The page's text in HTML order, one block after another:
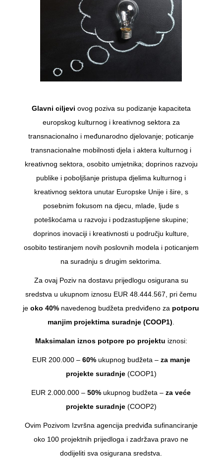
Glavni ciljevi ovog poziva su podizanje kapaciteta
europskog kulturnog i kreativnog sektora za
transnacionalno i međunarodno djelovanje; poticanje
transnacionalne mobilnosti djela i aktera kulturnog i
kreativnog sektora, osobito umjetnika; doprinos razvoju
publike i poboljšanje pristupa djelima kulturnog i
kreativnog sektora unutar Europske Unije i šire, s
posebnim fokusom na djecu, mlade, ljude s
poteškoćama u razvoju i podzastupljene skupine;
doprinos inovaciji i kreativnosti u području kulture,
osobito testiranjem novih poslovnih modela i poticanjem
na suradnju s drugim sektorima.
Za ovaj Poziv na dostavu prijedlogu osigurana su
sredstva u ukupnom iznosu EUR 48.444.567, pri čemu
je oko 40% navedenog budžeta predviđeno za potporu
manjim projektima suradnje (COOP1).
Maksimalan iznos potpore po projektu iznosi:
EUR 200.000 – 60%ukupnog budžeta – za manje
projekte suradnje(COOP1)
EUR 2.000.000 – 50% ukupnog budžeta – za veće
projekte suradnje(COOP2)
Ovim Pozivom Izvršna agencija predviđa sufinanciranje
oko 100 projektnih prijedloga i zadržava pravo ne
dodijeliti sva osigurana sredstva.